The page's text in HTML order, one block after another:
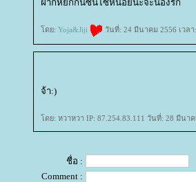
ฝากหยิกก้นซันไซหน่อยนะจ๊ะน้องรัก
ดย: Yoja&Jiji วันที่: 24 มีนาคม 2556 เวลา
จ้า:)
ดย: หวาหวา IP: 87.254.83.111 วันที่: 28 มีนาค
ชื่อ :
Comment :